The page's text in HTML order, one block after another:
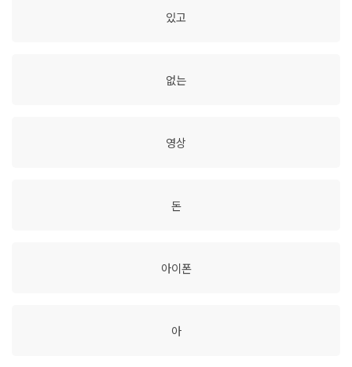
있고
없는
영상
돈
아이폰
아